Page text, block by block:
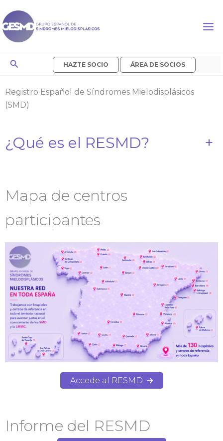
al
contenido
Buscar HAZTE SOCIO ÁREA DE SOCIOS
Registro Español de Síndromes Mielodisplásicos
(SMD)
¿Qué es el RESMD? +
Mapa de centros
participantes
Accede al RESMD
Informe del RESMD